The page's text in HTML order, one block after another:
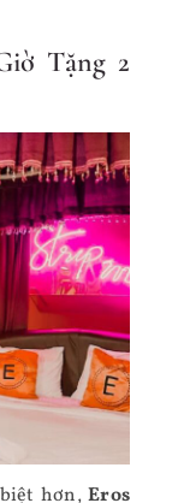
Tặng 2
biệt hơn,Eros